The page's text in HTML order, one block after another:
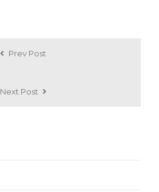
Prev Post
Next Post